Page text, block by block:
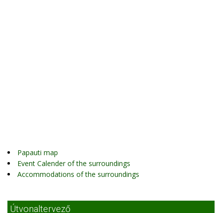
Papauti map
Event Calender of the surroundings
Accommodations of the surroundings
Útvonaltervező